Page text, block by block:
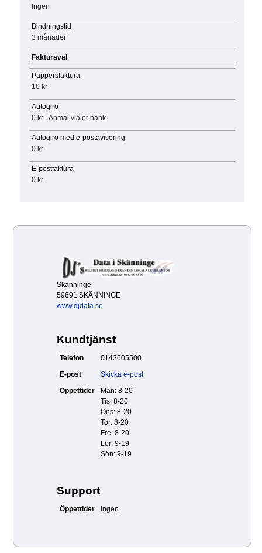
Ingen
Bindningstid
3 månader
Fakturaval
Pappersfaktura
10 kr
Autogiro
0 kr - Anmäl via er bank
Autogiro med e-postavisering
0 kr
E-postfaktura
0 kr
Skänninge
59691 SKÄNNINGE
www.djdata.se
Kundtjänst
Telefon
0142605500
E-post
Skicka e-post
Öppettider
Mån: 8-20
Tis: 8-20
Ons: 8-20
Tor: 8-20
Fre: 8-20
Lör: 9-19
Sön: 9-19
Support
Öppettider Ingen